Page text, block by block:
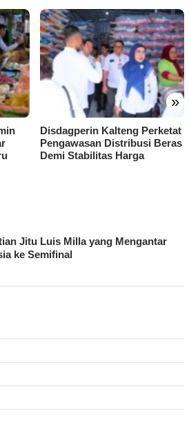
»
Disdagperin Kalteng Perketat
Pengawasan Distribusi Beras
Demi Stabilitas Harga
Jitu Luis Milla yang Mengantar
ke Semifinal